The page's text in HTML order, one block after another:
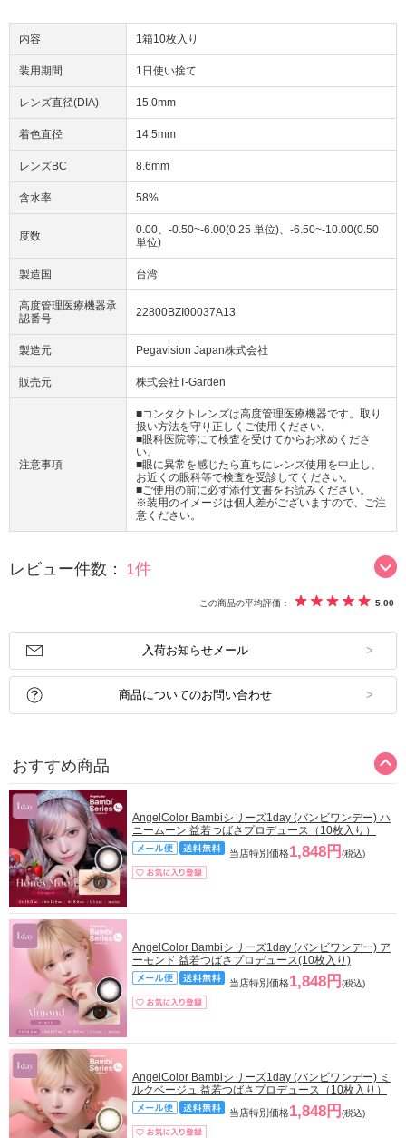
内容 1箱10枚入り
装用期間 1日使い捨て
レンズ直径(DIA) 15.0mm
着色直径 14.5mm
レンズBC 8.6mm
含水率 58%
度数
0.00、-0.50~-6.00(0.25 単位)、-6.50~-10.00(0.50
単位)
製造国 台湾
高度管理医療機器承
認番号
22800BZI00037A13
製造元 Pegavision Japan株式会社
販売元 株式会社T-Garden
注意事項
■コンタクトレンズは高度管理医療機器です。取り
扱い方法を守り正しくご使用ください。
■眼科医院等にて検査を受けてからお求めくださ
い。
■眼に異常を感じたら直ちにレンズ使用を中止し、
お近くの眼科等で検査を受診してください。
■ご使用の前に必ず添付文書をお読みください。
※装用のイメージは個人差がございますので、ご注
意ください。
レビュー件数： 1件
この商品の平均評価： 5.00
入荷お知らせメール
商品についてのお問い合わせ
おすすめ商品
AngelColor Bambiシリーズ1day (バンビワンデー) ハ
ニームーン 益若つばさプロデュース（10枚入り）
当店特別価格1,848円 (税込)
AngelColor Bambiシリーズ1day (バンビワンデー) ア
ーモンド 益若つばさプロデュース(10枚入り)
当店特別価格1,848円 (税込)
AngelColor Bambiシリーズ1day (バンビワンデー) ミ
ルクベージュ 益若つばさプロデュース（10枚入り）
当店特別価格1,848円 (税込)